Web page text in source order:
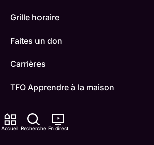
Accueil Recherche En direct
Grille horaire
Faites un don
Carrières
TFO Apprendre à la maison
Contactez-nous